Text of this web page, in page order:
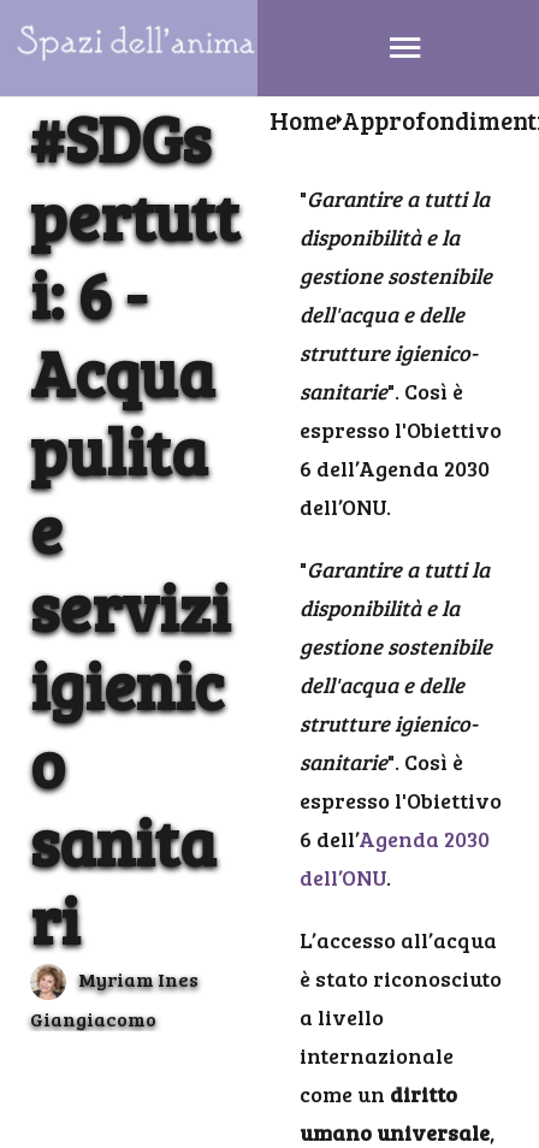
#SDGs
pertutt
i: 6 -
Acqua
pulita
e
servizi
igienic
o
sanita
ri
Myriam Ines
Giangiacomo
Home
"Garantire a tutti la
disponibilità e la
gestione sostenibile
dell'acqua e delle
strutture igienico-
sanitarie". Così è
espresso l'Obiettivo
6 dell’Agenda 2030
dell’ONU.
"Garantire a tutti la
disponibilità e la
gestione sostenibile
dell'acqua e delle
strutture igienico-
sanitarie". Così è
espresso l'Obiettivo
6 dell’Agenda 2030
dell’ONU.
L’accesso all’acqua
è stato riconosciuto
a livello
internazionale
come un diritto
umano universale,